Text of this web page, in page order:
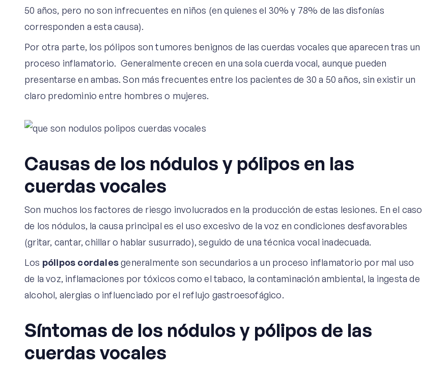
50 años, pero no son infrecuentes en niños (en quienes el 30% y 78% de las disfonías
corresponden a esta causa).
Por otra parte, los pólipos son tumores benignos de las cuerdas vocales que aparecen tras un
proceso inflamatorio. Generalmente crecen en una sola cuerda vocal, aunque pueden
presentarse en ambas. Son más frecuentes entre los pacientes de 30 a 50 años, sin existir un
claro predominio entre hombres o mujeres.
Causas de los nódulos y pólipos en las
cuerdas vocales
Son muchos los factores de riesgo involucrados en la producción de estas lesiones. En el caso
de los nódulos, la causa principal es el uso excesivo de la voz en condiciones desfavorables
(gritar, cantar, chillar o hablar susurrado), seguido de una técnica vocal inadecuada.
Los pólipos cordalesgeneralmente son secundarios a un proceso inflamatorio por mal uso
de la voz, inflamaciones por tóxicos como el tabaco, la contaminación ambiental, la ingesta de
alcohol, alergias o influenciado por el reflujo gastroesofágico.
Síntomas de los nódulos y pólipos de las
cuerdas vocales